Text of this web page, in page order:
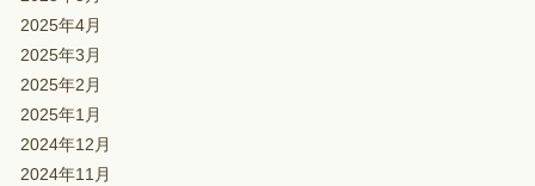
2025年4月
2025年3月
2025年2月
2025年1月
2024年12月
2024年11月